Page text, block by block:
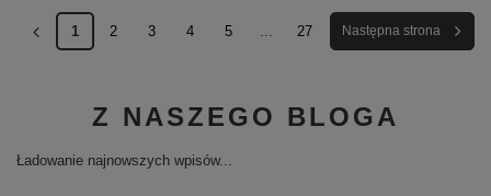
1 2 3 4 5 27 Następna strona
Z NASZEGO BLOGA
Ładowanie najnowszych wpisów...